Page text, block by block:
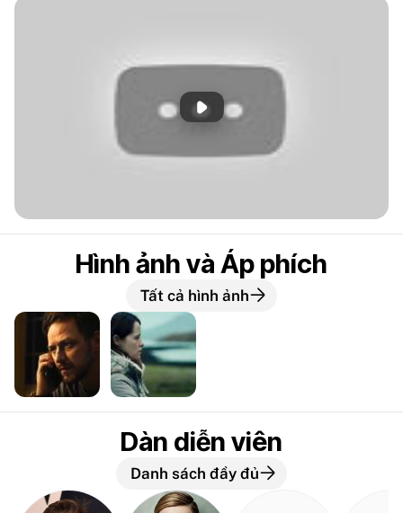
Phát đoạn giới thiệu
Hình ảnh và Áp phích
Tất cả hình ảnh
Dàn diễn viên
Danh sách đầy đủ